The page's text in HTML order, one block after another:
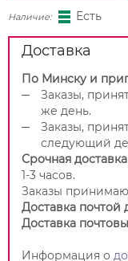
Наличие: Есть
Доставка
По Минску и
Заказы,
же день.
Заказы,
следующий
Срочная
1-3 часов.
Заказы
Доставка почтой
Доставка
Информация о